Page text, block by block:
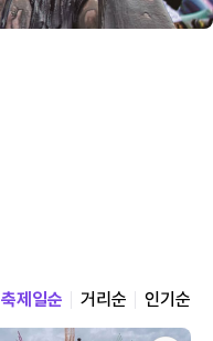
축제일순 거리순 인기순